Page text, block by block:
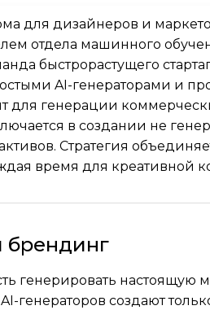
для дизайнеров и
отдела машинного
быстрорастущего
AI-генераторами и
для генерации
в создании не
Стратегия
время для креативной
брендинг
генерировать настоящую
генераторов создают